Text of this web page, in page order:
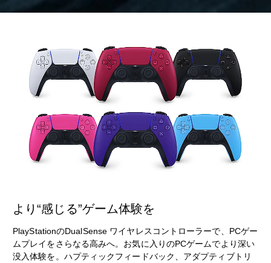
より“感じる”ゲーム体験を
PlayStationのDualSense ワイヤレスコントローラーで、PCゲー
ムプレイをさらなる高みへ。お気に入りのPCゲームでより深い
没入体験を。ハプティックフィードバック、アダプティブトリ